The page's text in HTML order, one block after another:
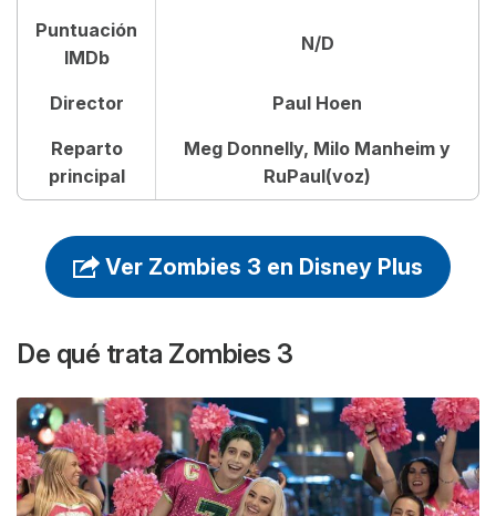
Puntuación
IMDb
N/D
Director Paul Hoen
Reparto
principal
Meg Donnelly, Milo Manheim y
RuPaul(voz)
Ver Zombies 3 en Disney Plus
De qué trata Zombies 3